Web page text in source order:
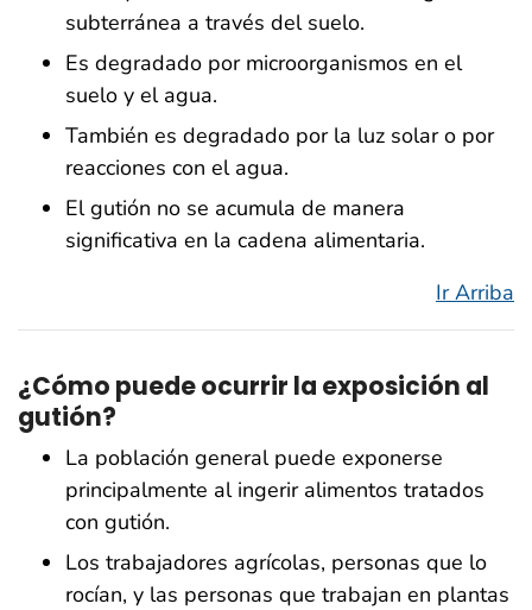
subterránea a través del suelo.
Es degradado por microorganismos en el
suelo y el agua.
También es degradado por la luz solar o por
reacciones con el agua.
El gutión no se acumula de manera
significativa en la cadena alimentaria.
Ir Arriba
¿Cómo puede ocurrir la exposición al
gutión?
La población general puede exponerse
principalmente al ingerir alimentos tratados
con gutión.
Los trabajadores agrícolas, personas que lo
rocían, y las personas que trabajan en plantas